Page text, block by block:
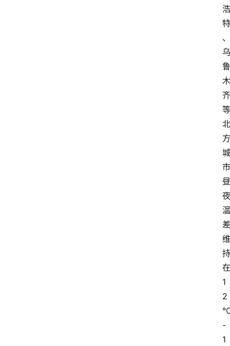
浩
特
、
乌
鲁
木
齐
等
北
方
城
市
昼
夜
温
差
维
持
在
1
2
-
1